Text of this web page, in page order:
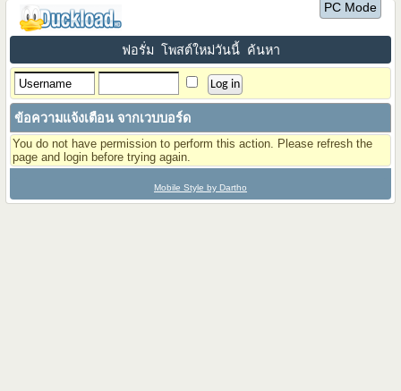
PC Mode
ฟอรั่ม โพสต์ใหม่วันนี้ ค้นหา
ข้อความแจ้งเตือน จากเวบบอร์ด
You do not have permission to perform this action. Please refresh the
page and login before trying again.
Mobile Style by Dartho